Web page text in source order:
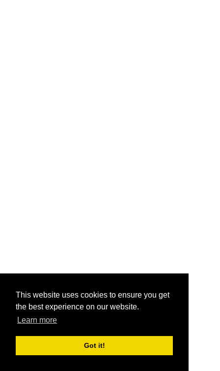
This website uses cookies to ensure you get
the best experience on our website.
Learn more
Got it!